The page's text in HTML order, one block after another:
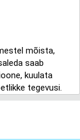
mõista,
saab
kuulata
tegevusi.